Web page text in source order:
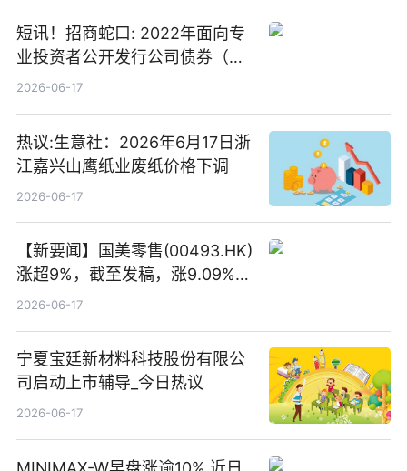
短讯！招商蛇口: 2022年面向专
业投资者公开发行公司债券（第
二期）（品种二）2026年付息公
2026-06-17
热议:生意社：2026年6月17日浙
江嘉兴山鹰纸业废纸价格下调
2026-06-17
【新要闻】国美零售(00493.HK)
涨超9%，截至发稿，涨9.09%，
报0.012港元，成交额37.26万港
2026-06-17
宁夏宝廷新材料科技股份有限公
司启动上市辅导_今日热议
2026-06-17